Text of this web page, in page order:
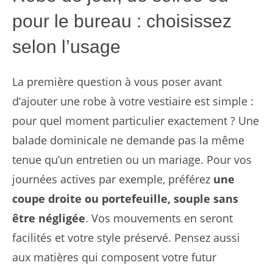
pour le bureau : choisissez
selon l’usage
La première question à vous poser avant
d’ajouter une robe à votre vestiaire est simple :
pour quel moment particulier exactement ? Une
balade dominicale ne demande pas la même
tenue qu’un entretien ou un mariage. Pour vos
journées actives par exemple, préférez une
coupe droite ou portefeuille, souple sans
être négligée. Vos mouvements en seront
facilités et votre style préservé. Pensez aussi
aux matières qui composent votre futur